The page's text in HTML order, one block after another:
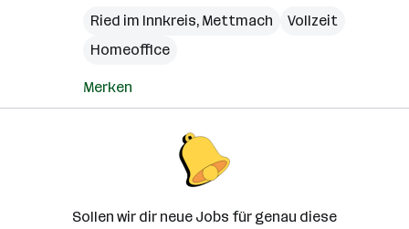
Ried im Innkreis, Mettmach
Vollzeit
Homeoffice
Merken
Sollen wir dir neue Jobs für genau diese